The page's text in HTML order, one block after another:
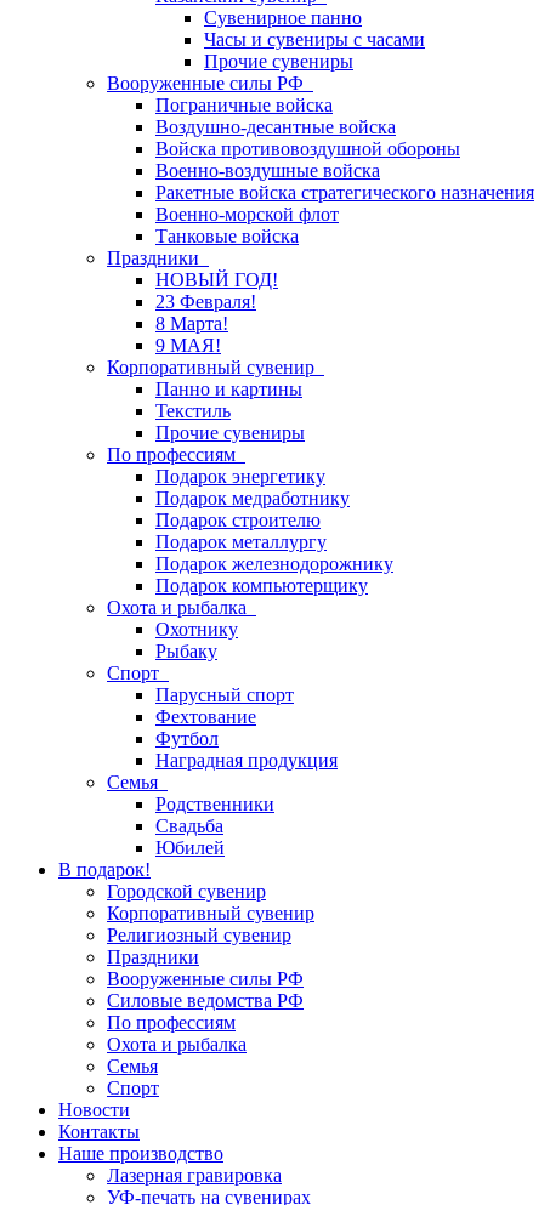
Сувенирное панно
Часы и сувениры с часами
Прочие сувениры
Вооруженные силы РФ
Пограничные войска
Воздушно-десантные войска
Войска противовоздушной обороны
Военно-воздушные войска
Ракетные войска стратегического назначения
Военно-морской флот
Танковые войска
Праздники
НОВЫЙ ГОД!
23 Февраля!
8 Марта!
9 МАЯ!
Корпоративный сувенир
Панно и картины
Текстиль
Прочие сувениры
По профессиям
Подарок энергетику
Подарок медработнику
Подарок строителю
Подарок металлургу
Подарок железнодорожнику
Подарок компьютерщику
Охота и рыбалка
Охотнику
Рыбаку
Спорт
Парусный спорт
Фехтование
Футбол
Наградная продукция
Семья
Родственники
Свадьба
Юбилей
В подарок!
Городской сувенир
Корпоративный сувенир
Религиозный сувенир
Праздники
Вооруженные силы РФ
Силовые ведомства РФ
По профессиям
Охота и рыбалка
Семья
Спорт
Новости
Контакты
Наше производство
Лазерная гравировка
УФ-печать на сувенирах